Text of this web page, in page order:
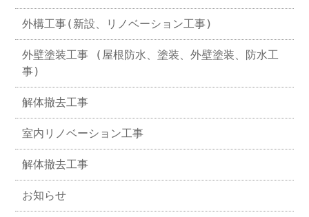
外構工事(新設、リノベーション工事)
外壁塗装工事 (屋根防水、塗装、外壁塗装、防水工
事)
解体撤去工事
室内リノベーション工事
解体撤去工事
お知らせ